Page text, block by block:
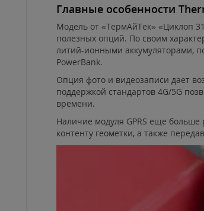
Главные особенности
Модель от «ТермАйТек» «Циклоп
полезных опций. По своим
литий-ионными аккумуляторами,
PowerBank.
Опция фото и видеозаписи дает
поддержкой стандартов 4G/5G
времени.
Наличие модуля GPRS еще больше
контенту геометки, а также